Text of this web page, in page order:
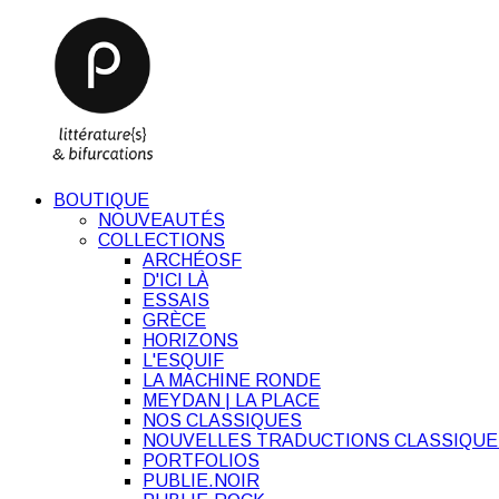
BOUTIQUE
NOUVEAUTÉS
COLLECTIONS
ARCHÉOSF
D'ICI LÀ
ESSAIS
GRÈCE
HORIZONS
L'ESQUIF
LA MACHINE RONDE
MEYDAN | LA PLACE
NOS CLASSIQUES
NOUVELLES TRADUCTIONS
PORTFOLIOS
PUBLIE.NOIR